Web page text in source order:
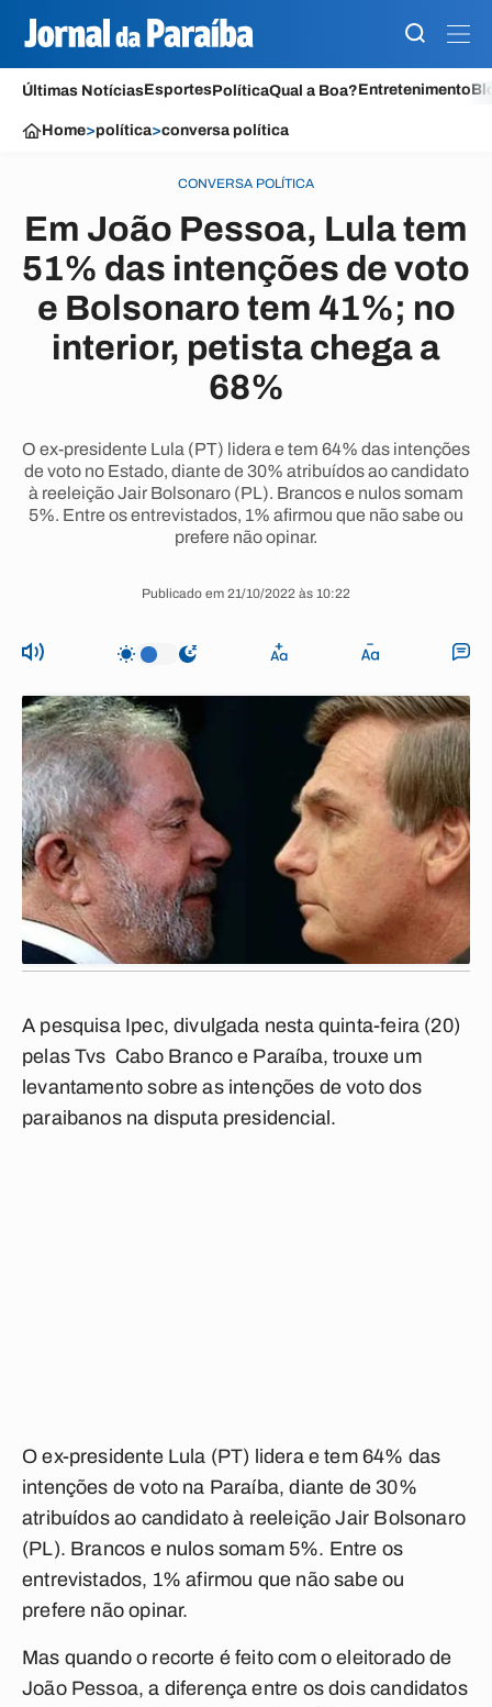
Últimas NotíciasEsportesPolíticaQual a Boa?Entretenimento
Home>política>conversa política
CONVERSA POLÍTICA
Em João Pessoa, Lula tem
51% das intenções de voto
e Bolsonaro tem 41%; no
interior, petista chega a
68%
O ex-presidente Lula (PT) lidera e tem 64% das intenções
de voto no Estado, diante de 30% atribuídos ao candidato
à reeleição Jair Bolsonaro (PL). Brancos e nulos somam
5%. Entre os entrevistados, 1% afirmou que não sabe ou
prefere não opinar.
Publicado em 21/10/2022 às 10:22
A pesquisa Ipec, divulgada nesta quinta-feira (20)
pelas Tvs Cabo Branco e Paraíba, trouxe um
levantamento sobre as intenções de voto dos
paraibanos na disputa presidencial.
O ex-presidente Lula (PT) lidera e tem 64% das
intenções de voto na Paraíba, diante de 30%
atribuídos ao candidato à reeleição Jair Bolsonaro
(PL). Brancos e nulos somam 5%. Entre os
entrevistados, 1% afirmou que não sabe ou
prefere não opinar.
Mas quando o recorte é feito com o eleitorado de
João Pessoa, a diferença entre os dois candidatos